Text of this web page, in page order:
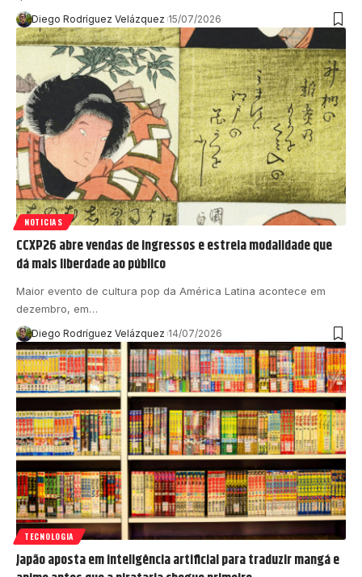
Diego Rodríguez Velázquez 15/07/2026
NOTICIAS
CCXP26 abre vendas de ingressos e estreia modalidade que
dá mais liberdade ao público
Maior evento de cultura pop da América Latina acontece em
dezembro, em…
Diego Rodríguez Velázquez 14/07/2026
TECNOLOGIA
Japão aposta em inteligência artificial para traduzir mangá e